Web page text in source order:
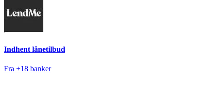
Indhent lånetilbud
Fra +18 banker